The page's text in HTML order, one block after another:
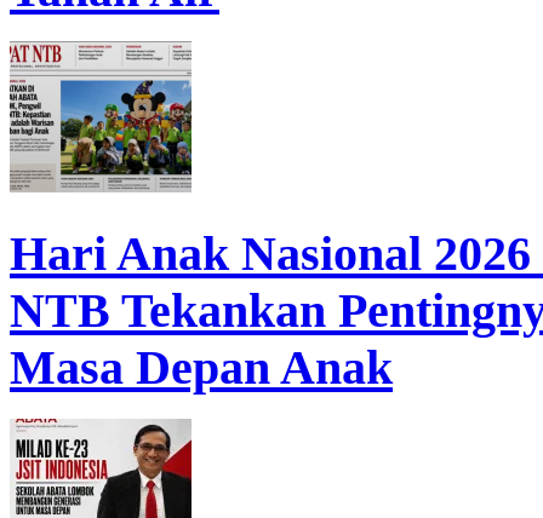
Hari Anak Nasional
NTB Tekankan
Masa Depan Anak